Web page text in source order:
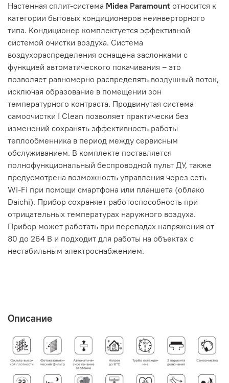
Настенная сплит-система Midea Paramount относится к
категории бытовых кондиционеров неинверторного
типа. Кондиционер комплектуется эффективной
системой очистки воздуха. Система
воздухораспределения оснащена заслонками с
функцией автоматического покачивания – это
позволяет равномерно распределять воздушный поток,
исключая образование в помещении зон
температурного контраста. Продвинутая система
самоочистки I Clean позволяет практически без
изменений сохранять эффективность работы
теплообменника в период между сервисным
обслуживанием. В комплекте поставляется
полнофункциональный беспроводной пульт ДУ, также
предусмотрена возможность управления через сеть
Wi-Fi при помощи смартфона или планшета (облако
Daichi). Прибор сохраняет работоспособность при
отрицательных температурах наружного воздуха.
Прибор может работать при перепадах напряжения от
80 до 264 В и подходит для работы на объектах с
нестабильным электроснабжением.
Описание